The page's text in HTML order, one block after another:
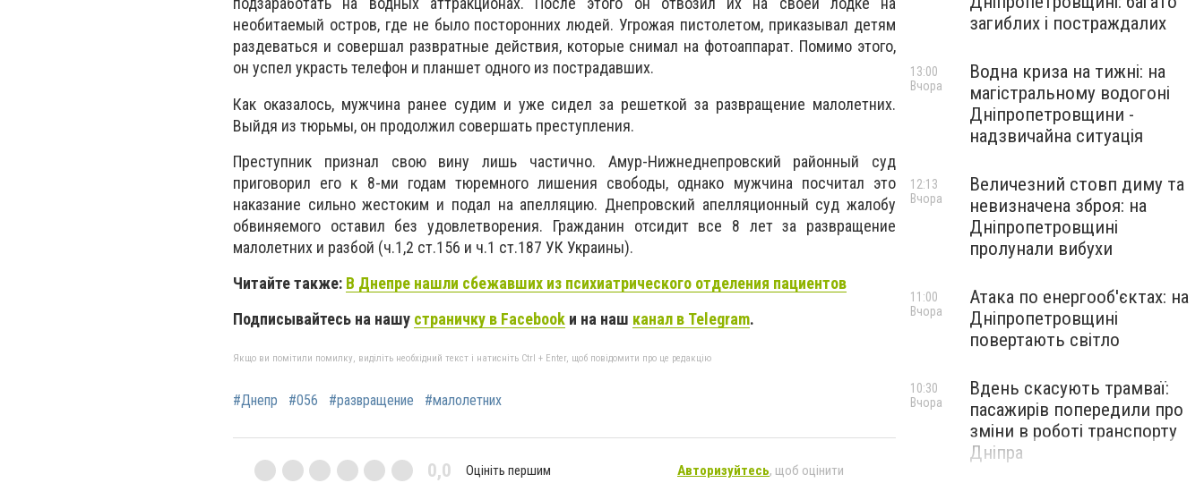
необитаемый остров, где не было посторонних людей. Угрожая пистолетом, приказывал детям
раздеваться и совершал развратные действия, которые снимал на фотоаппарат. Помимо этого,
он успел украсть телефон и планшет одного из пострадавших.
Как оказалось, мужчина ранее судим и уже сидел за решеткой за развращение малолетних.
Выйдя из тюрьмы, он продолжил совершать преступления.
Преступник признал свою вину лишь частично. Амур-Нижнеднепровский районный суд
приговорил его к 8-ми годам тюремного лишения свободы, однако мужчина посчитал это
наказание сильно жестоким и подал на апелляцию. Днепровский апелляционный суд жалобу
обвиняемого оставил без удовлетворения. Гражданин отсидит все 8 лет за развращение
малолетних и разбой (ч.1,2 ст.156 и ч.1 ст.187 УК Украины).
Читайте также: В Днепре нашли сбежавших из психиатрического отделения пациентов
Подписывайтесь на нашу страничку в Facebook и на наш канал в Telegram.
Якщо ви помітили помилку, виділіть необхідний текст і натисніть Ctrl + Enter, щоб повідомити про це редакцію
#Днепр #056 #развращение #малолетних
0,0 Оцініть першим Авторизуйтесь, щоб оцінити
загиблих і постраждалих
Водна криза на тижні: на
магістральному водогоні
Дніпропетровщини -
надзвичайна ситуація
13:00
Вчора
Величезний стовп диму та
невизначена зброя: на
Дніпропетровщині
пролунали вибухи
12:13
Вчора
Атака по енергооб'єктах: на
Дніпропетровщині
повертають світло
11:00
Вчора
Вдень скасують трамваї:
пасажирів попередили про
зміни в роботі транспорту
Дніпра
10:30
Вчора